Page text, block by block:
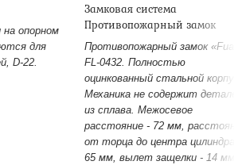
на опорном
для
D-22.
Замковая система
Противопожарный замок
Противопожарный замок
FL-0432. Полностью
оцинкованный стальной корпус.
Механика не содержит деталей
из сплава. Межосевое
расстояние - 72 мм,
от торца до центра цилиндра -
65 мм, вылет защелки - 14 мм,